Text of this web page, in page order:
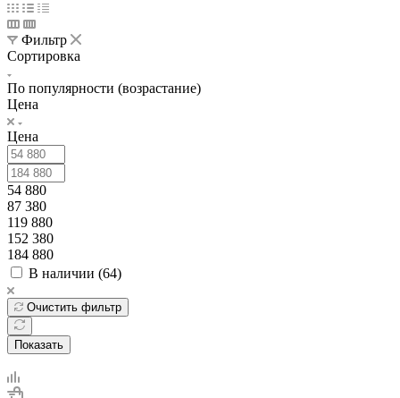
Фильтр
Сортировка
По популярности (возрастание)
Цена
Цена
54 880
87 380
119 880
152 380
184 880
В наличии (64)
Очистить фильтр
Показать